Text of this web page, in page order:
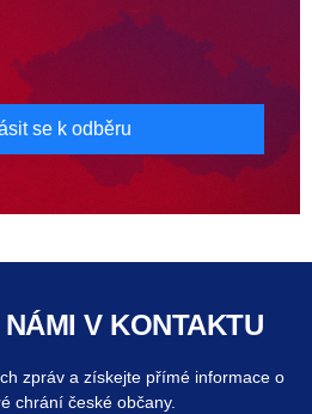
se k odběru
V KONTAKTU
zpráv a získejte přímé informace o
chrání české občany.